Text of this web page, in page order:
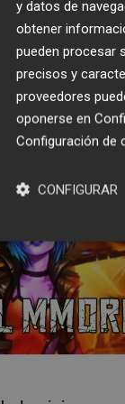
HOMENAJE
y datos de
obtener
pueden procesar
precisos y
proveedores
oponerse en
Configuración de
CONFIGURAR